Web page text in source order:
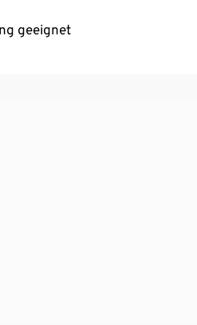
geeignet